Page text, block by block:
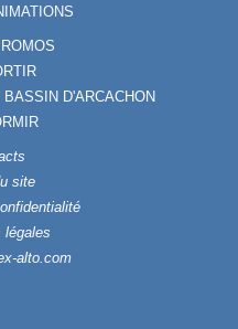
D'ARCACHON
site
légales
alto.com